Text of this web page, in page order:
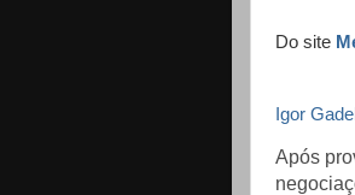
Do site
Igor
Após